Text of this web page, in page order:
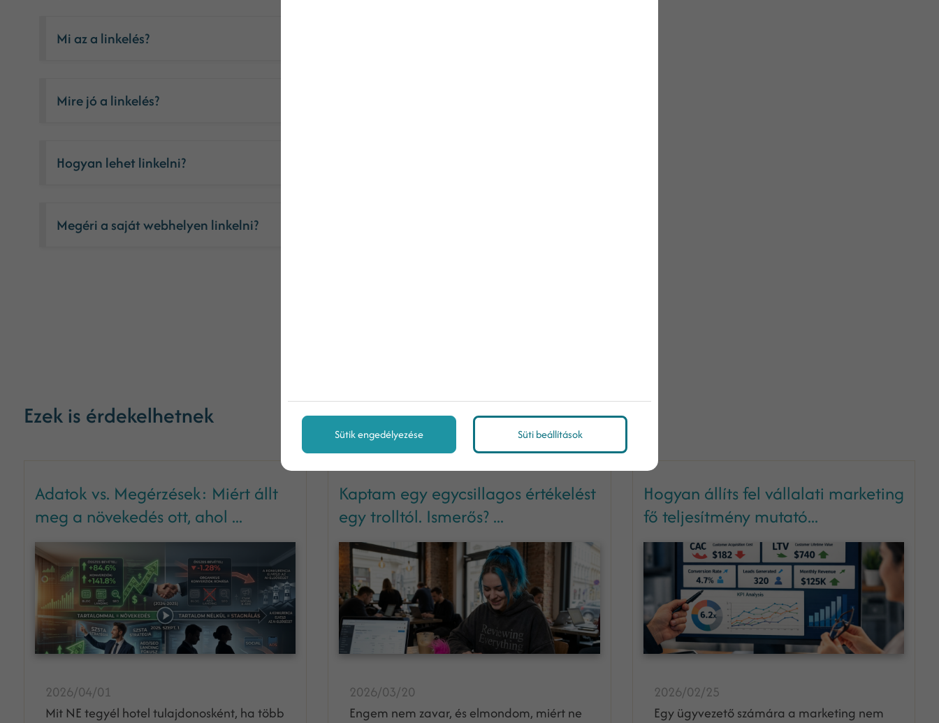
Mi az a linkelés?
Mire jó a linkelés?
Hogyan lehet linkelni?
Megéri a saját webhelyen linkelni?
Ezek is érdekelhetnek
Adatok vs. Megérzések: Miért állt
meg a növekedés ott, ahol ...
2026/04/01
Mit NE tegyél hotel tulajdonosként, ha több
Kaptam egy egycsillagos értékelést
egy trolltól. Ismerős? ...
2026/03/20
Engem nem zavar, és elmondom, miért ne
Hogyan állíts fel vállalati marketing
fő teljesítmény mutató...
2026/02/25
Egy ügyvezető számára a marketing nem
Sütik engedélyezése Süti beállítások